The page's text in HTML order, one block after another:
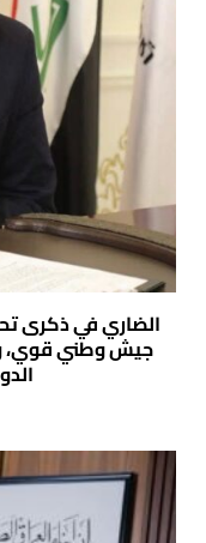
الضاري في ذكرى
جيش وطني قوي،